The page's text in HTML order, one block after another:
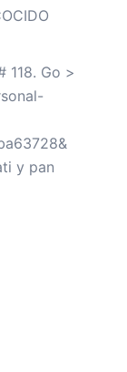
118. Go >
y pan